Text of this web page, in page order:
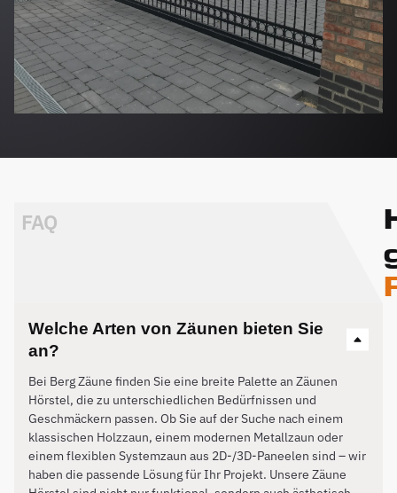
FAQ
Welche Arten von Zäunen bieten Sie
an?
Bei Berg Zäune finden Sie eine breite Palette an Zäunen
Hörstel, die zu unterschiedlichen Bedürfnissen und
Geschmäckern passen. Ob Sie auf der Suche nach einem
klassischen Holzzaun, einem modernen Metallzaun oder
einem flexiblen Systemzaun aus 2D-/3D-Paneelen sind – wir
haben die passende Lösung für Ihr Projekt. Unsere Zäune